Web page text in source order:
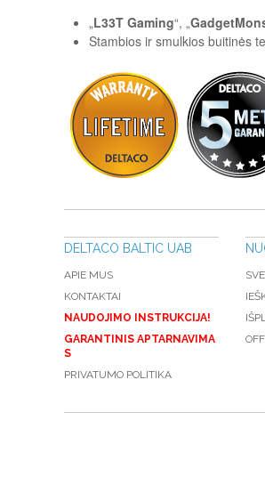
„L33T Gaming“, „
Stambios ir smulkios buitinės
DELTACO BALTIC UAB
APIE MUS
KONTAKTAI
NAUDOJIMO INSTRUKCIJA!
GARANTINIS APTARNAVIMA
S
PRIVATUMO POLITIKA